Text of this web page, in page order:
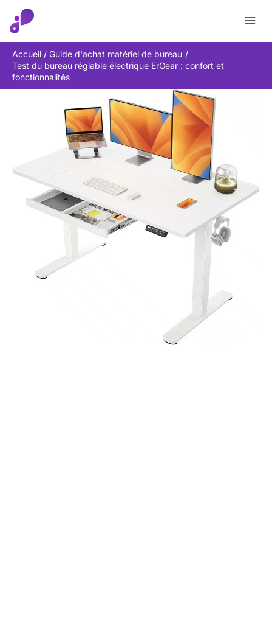
Accueil
Guide d'achat matériel de bureau
Test du bureau réglable électrique ErGear : confort et
fonctionnalités
Rechercher